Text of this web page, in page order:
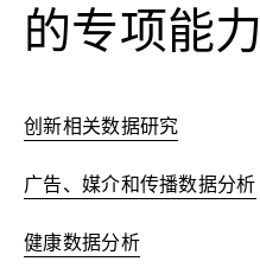
的专项能力
创新相关数据研究
广告、媒介和传播数据分析
健康数据分析